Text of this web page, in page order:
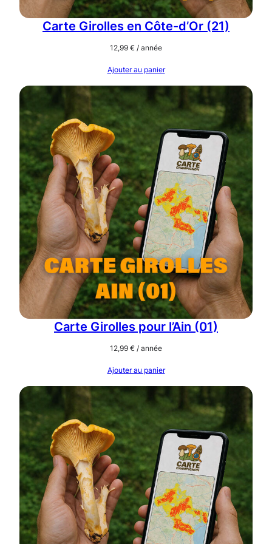
9
Carte Girolles en Côte-d’Or (21)
12,99 € / année
Ajouter au panier
Carte Girolles pour l’Ain (01)
12,99 € / année
Ajouter au panier